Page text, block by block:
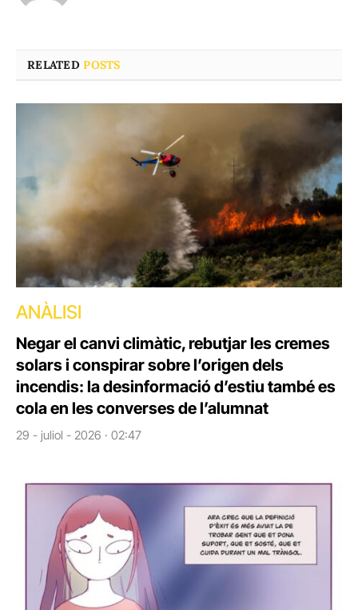
RELATEDPOSTS
ANÀLISI
Negar el canvi climàtic, rebutjar les cremes
solars i conspirar sobre l’origen dels
incendis: la desinformació d’estiu també es
cola en les converses de l’alumnat
29 - juliol - 2026 · 02:47